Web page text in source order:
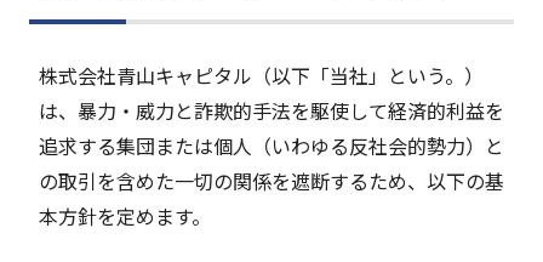
株式会社青山キャピタル（以下「当社」という。）
は、暴力・威力と詐欺的手法を駆使して経済的利益を
追求する集団または個人（いわゆる反社会的勢力）と
の取引を含めた一切の関係を遮断するため、以下の基
本方針を定めます。